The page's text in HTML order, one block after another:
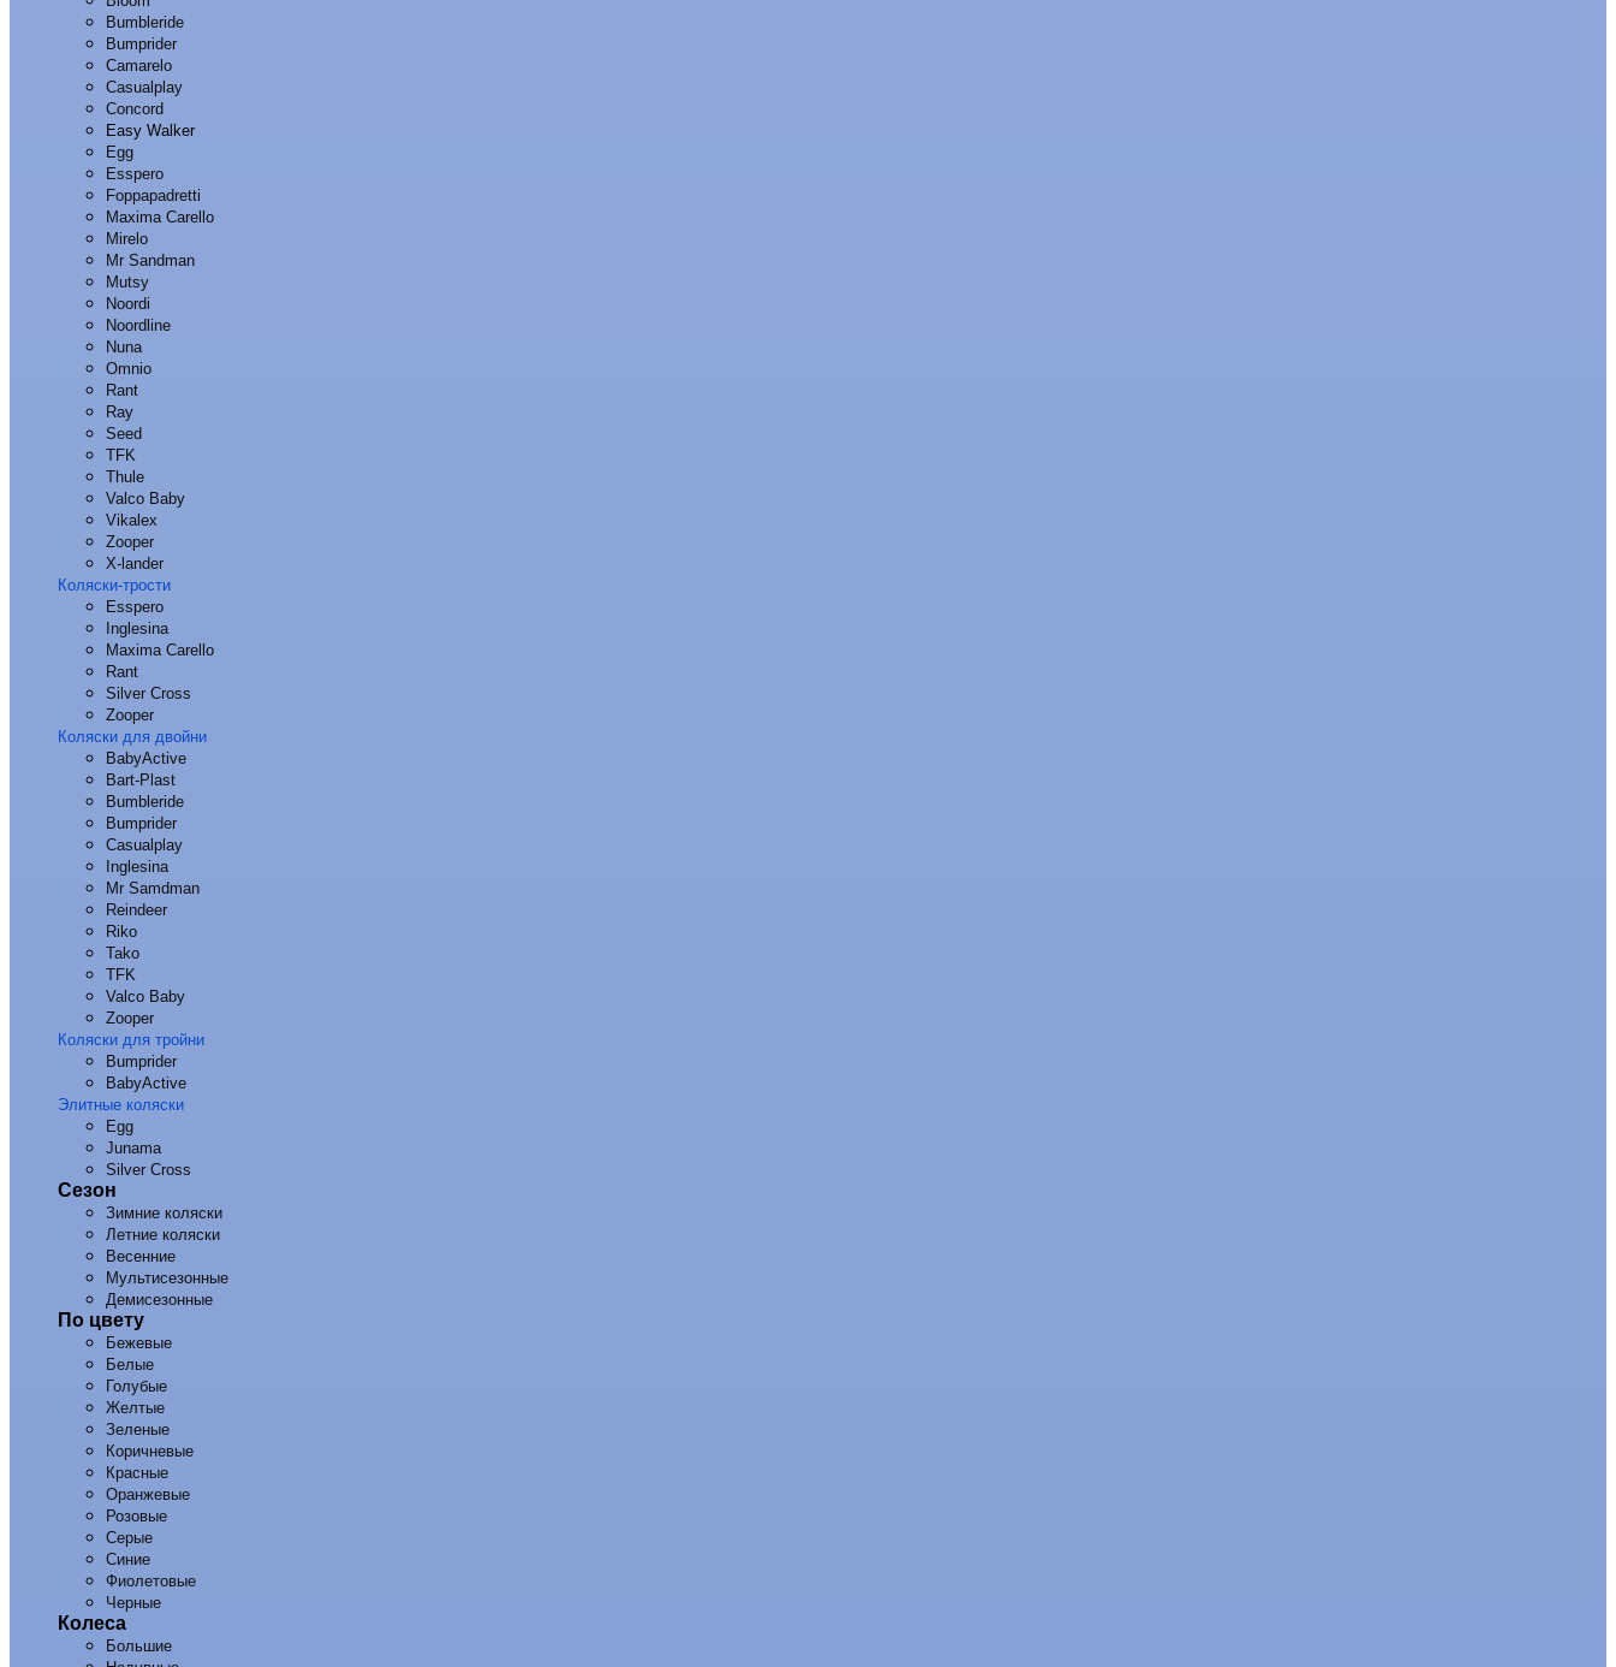
Bumbleride
Bumprider
Camarelo
Casualplay
Concord
Easy Walker
Egg
Esspero
Foppapadretti
Maxima Carello
Mirelo
Mr Sandman
Mutsy
Noordi
Noordline
Nuna
Omnio
Rant
Ray
Seed
TFK
Thule
Valco Baby
Vikalex
Zooper
X-lander
Коляски-трости
Esspero
Inglesina
Maxima Carello
Rant
Silver Cross
Zooper
Коляски для двойни
BabyActive
Bart-Plast
Bumbleride
Bumprider
Casualplay
Inglesina
Mr Samdman
Reindeer
Riko
Tako
TFK
Valco Baby
Zooper
Коляски для тройни
Bumprider
BabyActive
Элитные коляски
Egg
Junama
Silver Cross
Сезон
Зимние коляски
Летние коляски
Весенние
Мультисезонные
Демисезонные
По цвету
Бежевые
Белые
Голубые
Желтые
Зеленые
Коричневые
Красные
Оранжевые
Розовые
Серые
Синие
Фиолетовые
Черные
Колеса
Большие